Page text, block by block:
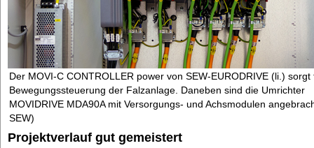
Der MOVI-C CONTROLLER power von SEW-EURODRIVE (li.) sorgt
Bewegungssteuerung der Falzanlage. Daneben sind die Umrichter
MOVIDRIVE MDA90A mit Versorgungs- und Achsmodulen
SEW)
Projektverlauf gut gemeistert